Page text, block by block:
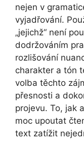
nejen v
vyjadřování.
„jejichž“ není
dodržováním
rozlišování
charakter a tón
volba těchto
přesnosti a
projevu. To, jak
moc upoutat
text zatížit